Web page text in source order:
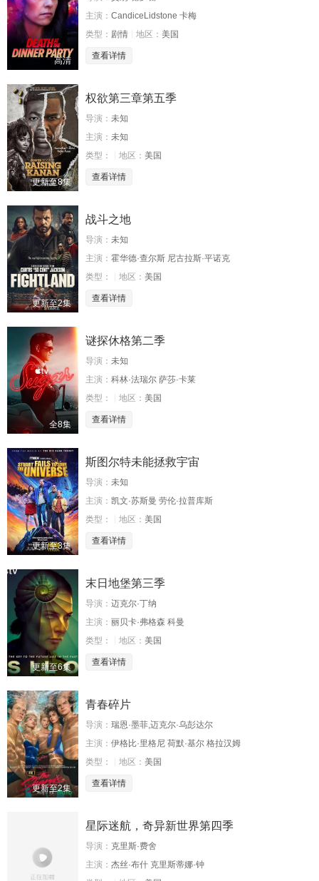
高清
主演： CandiceLidstone 卡梅
类型： 剧情 地区： 美国
查看详情
更新至8集
权欲第三章第五季
导演： 未知
主演： 未知
类型：
地区： 美国
查看详情
更新至2集
战斗之地
导演： 未知
主演： 霍华德·查尔斯 尼古拉斯·平诺克
类型：
地区： 美国
查看详情
全8集
谜探休格第二季
导演： 未知
主演： 科林·法瑞尔 萨莎·卡莱
类型：
地区： 美国
查看详情
更新至3集
斯图尔特未能拯救宇宙
导演： 未知
主演： 凯文·苏斯曼 劳伦·拉普库斯
类型：
地区： 美国
查看详情
更新至6集
末日地堡第三季
导演： 迈克尔·丁纳
主演： 丽贝卡·弗格森 科曼
类型：
地区： 美国
查看详情
更新至2集
青春碎片
导演： 瑞恩·墨菲,迈克尔·乌彭达尔
主演： 伊格比·里格尼 荷默·基尔 格拉汉姆
类型：
地区： 美国
查看详情
星际迷航，奇异新世界第四季
导演： 克里斯·费舍
主演： 杰丝·布什 克里斯蒂娜·钟